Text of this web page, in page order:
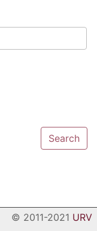
© 2011-2021 URV